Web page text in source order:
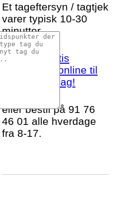
Et tageftersyn / tagtjek
varer typisk 10-30
minutter.
Bestil et gratis
tageftersyn online til
Odense S idag!
eller bestil på 91 76
46 01 alle hverdage
fra 8-17.